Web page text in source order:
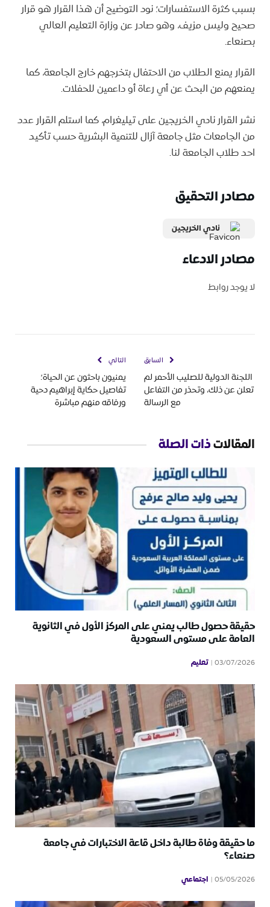
بسبب كثرة الاستفسارات؛ نود التوضيح أن هذا القرار هو قرار
صحيح وليس مزيف، وهو صادر عن وزارة التعليم العالي
بصنعاء.
القرار يمنع الطلاب من الاحتفال بتخرجهم خارج الجامعة، كما
يمنعهم من البحث عن أي رعاة أو داعمين للحفلات.
نشر القرار نادي الخريجين على تيليغرام، كما استلم القرار عدد
من الجامعات مثل جامعة آزال للتنمية البشرية حسب تأكيد
احد طلاب الجامعة لنا.
مصادر التحقيق
نادي الخريجين
مصادر الادعاء
لا يوجد روابط
السابق
اللجنة الدولية للصليب الأحمر لم
تعلن عن ذلك، وتحذر من التفاعل
مع الرسالة
التالي
يمنيون باحثون عن الحياة؛
تفاصيل حكاية إبراهيم دحية
ورفاقه منهم مباشرة
المقالاتذات الصلة
حقيقة حصول طالب يمني على المركز الأول في الثانوية
العامة على مستوى السعودية
03/07/2026 تعليم
ما حقيقة وفاة طالبة داخل قاعة الاختبارات في جامعة
صنعاء؟
05/05/2026 اجتماعي